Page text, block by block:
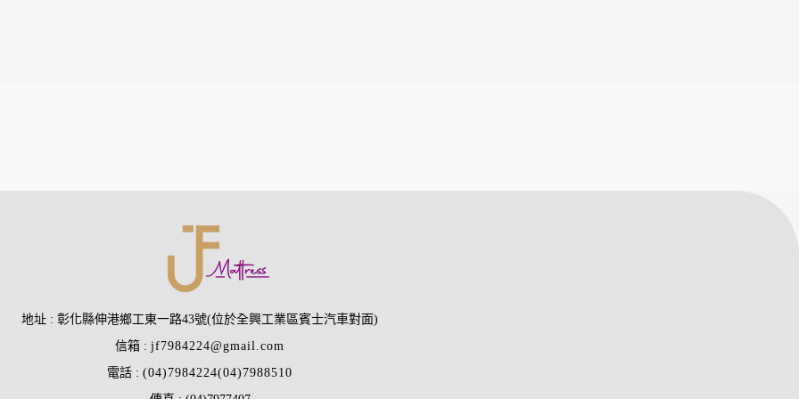
地址
彰化縣伸港鄉工東一路43號(位於全興工業區賓士汽車對面)
信箱
jf7984224@gmail.com
電話
(04)7984224(04)7988510